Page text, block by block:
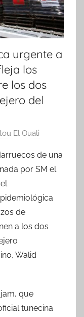
urgente a
los
los dos
del
El Ouali
de una
por SM el
de
a los dos
Walid
que
tunecina